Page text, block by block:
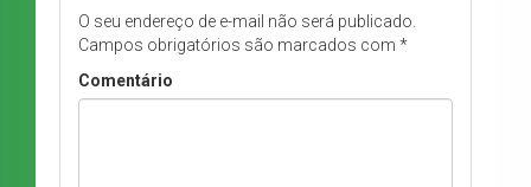
O seu endereço de e-mail não será publicado.
Campos obrigatórios são marcados com *
Comentário